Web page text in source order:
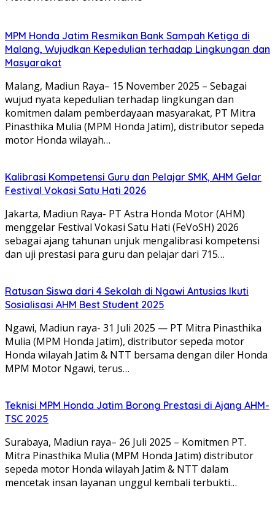
MPM Honda Jatim Resmikan Bank Sampah Ketiga di
Malang, Wujudkan Kepedulian terhadap Lingkungan dan
Masyarakat
Malang, Madiun Raya– 15 November 2025 – Sebagai
wujud nyata kepedulian terhadap lingkungan dan
komitmen dalam pemberdayaan masyarakat, PT Mitra
Pinasthika Mulia (MPM Honda Jatim), distributor sepeda
motor Honda wilayah…
Kalibrasi Kompetensi Guru dan Pelajar SMK, AHM Gelar
Festival Vokasi Satu Hati 2026
Jakarta, Madiun Raya- PT Astra Honda Motor (AHM)
menggelar Festival Vokasi Satu Hati (FeVoSH) 2026
sebagai ajang tahunan unjuk mengalibrasi kompetensi
dan uji prestasi para guru dan pelajar dari 715…
Ratusan Siswa dari 4 Sekolah di Ngawi Antusias Ikuti
Sosialisasi AHM Best Student 2025
Ngawi, Madiun raya- 31 Juli 2025 — PT Mitra Pinasthika
Mulia (MPM Honda Jatim), distributor sepeda motor
Honda wilayah Jatim & NTT bersama dengan diler Honda
MPM Motor Ngawi, terus…
Teknisi MPM Honda Jatim Borong Prestasi di Ajang AHM-
TSC 2025
Surabaya, Madiun raya– 26 Juli 2025 – Komitmen PT.
Mitra Pinasthika Mulia (MPM Honda Jatim) distributor
sepeda motor Honda wilayah Jatim & NTT dalam
mencetak insan layanan unggul kembali terbukti…